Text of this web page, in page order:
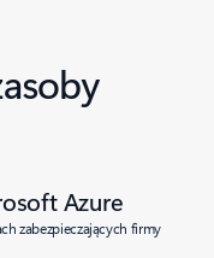
Azure
zabezpieczających firmy